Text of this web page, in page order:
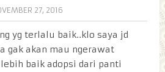
27, 2016
yg terlalu baik..klo saya jd
gak akan mau ngerawat
baik adopsi dari panti